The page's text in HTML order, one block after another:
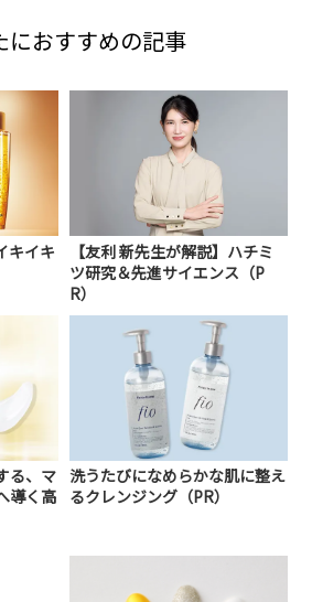
におすすめの記事
キイキ
【友利 新先生が解説】ハチミ
ツ研究＆先進サイエンス（P
R）
る、マ
導く高
洗うたびになめらかな肌に整え
るクレンジング（PR）